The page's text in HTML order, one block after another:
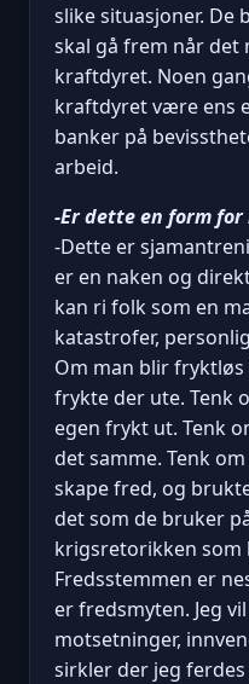
slike situasjoner. De
skal gå frem når
kraftdyret. Noen
kraftdyret være ens
banker på
arbeid.
-Er dette en form
-Dette er
er en naken og
kan ri folk som en
katastrofer,
Om man blir
frykte der ute. Tenk
egen frykt ut. Tenk
det samme. Tenk
skape fred, og
det som de bruker
krigsretorikken som
Fredsstemmen er
er fredsmyten. Jeg
motsetninger,
sirkler der jeg